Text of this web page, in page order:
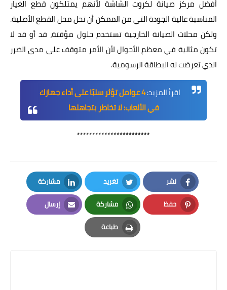
أفضل مركز صيانة لكروت الشاشة لأنهم يمتلكون قطع الغيار
المناسبة عالية الجودة التي من الممكن أن تحل محل القطع الأصلية.
ولكن محلات الصيانة الخارجية تستخدم حلول مؤقتة، قد أو قد لا
تكون مثالية في معظم الأحوال لأن الأمر متوقف على مدى الضرر
الذي تعرضت له البطاقة الرسومية.
اقرأ المزيد: 4 عوامل تؤثر سلبًا على أداء جهازك
في الألعاب: لا تخاطر بتجاهلها
************************
نشر
Facebook
تغريد
Twitter
مشاركة
LinkedIn
حفظ
Pinterest
مشاركة
Whatsapp
إرسال
Email
طباعة
Print